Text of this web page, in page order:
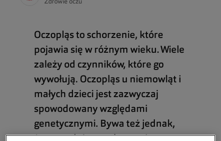
Zdrowie oczu
Oczopląs to schorzenie, które
pojawia się w różnym wieku. Wiele
zależy od czynników, które go
wywołują. Oczopląs u niemowląt i
małych dzieci jest zazwyczaj
spowodowany względami
genetycznymi. Bywa też jednak,